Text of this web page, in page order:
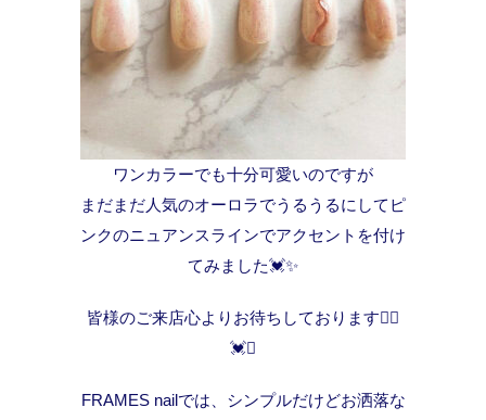
ワンカラーでも十分可愛いのですが
まだまだ人気のオーロラでうるうるにしてピ
ンクのニュアンスラインでアクセントを付け
てみました💓✨
皆様のご来店心よりお待ちしております🙇‍♀️
💓✨
FRAMES nailでは、シンプルだけどお洒落な